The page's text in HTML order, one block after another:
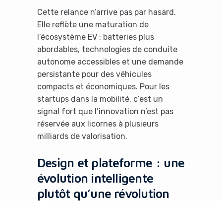
Cette relance n’arrive pas par hasard.
Elle reflète une maturation de
l’écosystème EV : batteries plus
abordables, technologies de conduite
autonome accessibles et une demande
persistante pour des véhicules
compacts et économiques. Pour les
startups dans la mobilité, c’est un
signal fort que l’innovation n’est pas
réservée aux licornes à plusieurs
milliards de valorisation.
Design et plateforme : une
évolution intelligente
plutôt qu’une révolution